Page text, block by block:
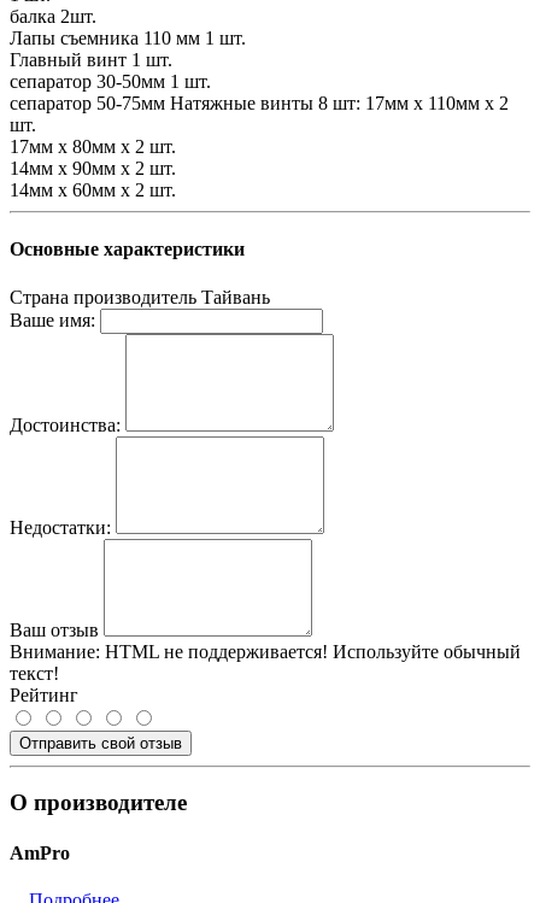
балка 2шт.
Лапы съемника 110 мм 1 шт.
Главный винт 1 шт.
сепаратор 30-50мм 1 шт.
сепаратор 50-75мм Натяжные винты 8 шт: 17мм x 110мм х 2
шт.
17мм х 80мм х 2 шт.
14мм х 90мм х 2 шт.
14мм х 60мм х 2 шт.
Основные характеристики
Страна производитель Тайвань
Ваше имя:
Достоинства:
Недостатки:
Ваш отзыв
Внимание: HTML не поддерживается! Используйте обычный
текст!
Рейтинг
Отправить свой отзыв
О производителе
AmPro